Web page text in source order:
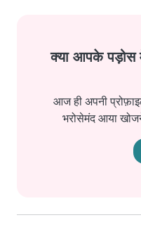
क्या आपके पड़ोस
आज ही अपनी
भरोसेमंद आया